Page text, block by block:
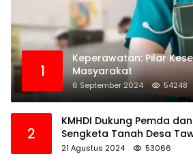
1
Keperawatan: Pilar
Masyarakat
6 September 2024 54248
2
KMHDI Dukung Pemda
Sengketa Tanah Desa
21 Agustus 2024 53066